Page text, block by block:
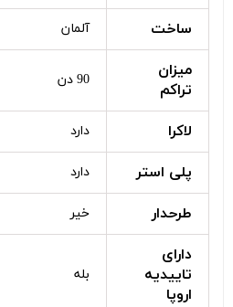
ساخت آلمان
میزان
تراکم
90 دن
لاکرا دارد
پلی استر دارد
طرحدار خیر
دارای
تاییدیه
اروپا
بله